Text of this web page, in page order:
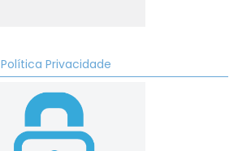
Política Privacidade